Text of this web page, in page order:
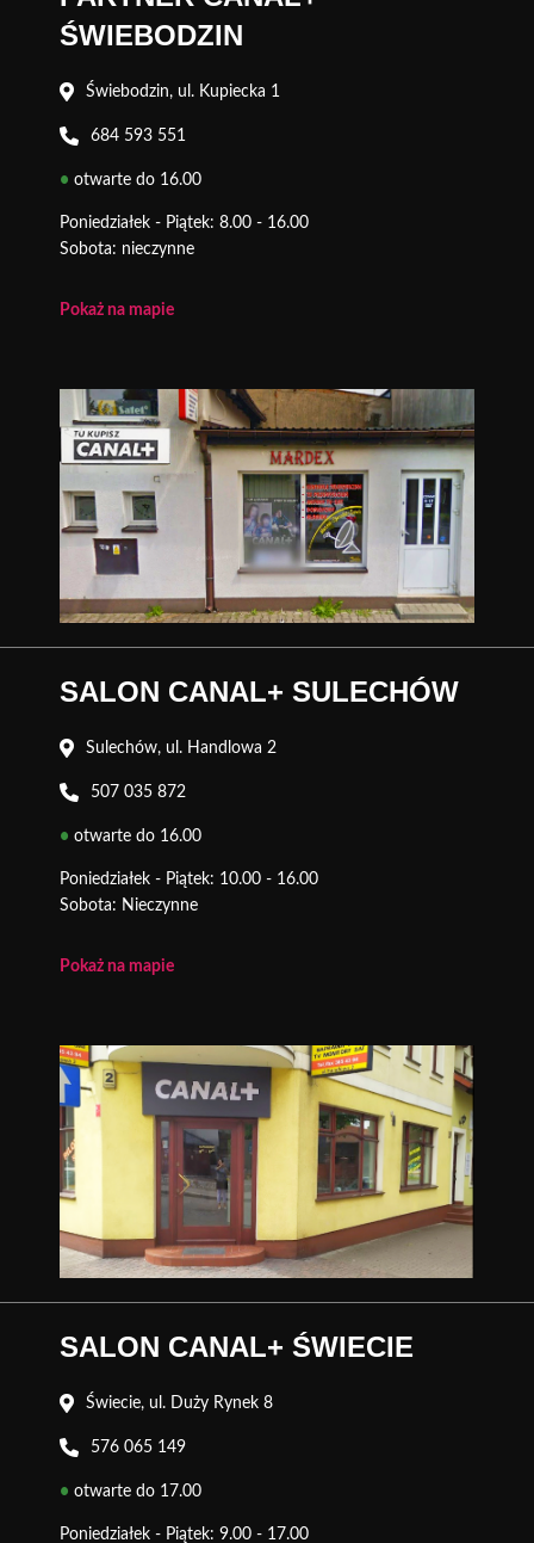
ŚWIEBODZIN
Świebodzin, ul. Kupiecka 1
684 593 551
• otwarte do 16.00
Poniedziałek - Piątek: 8.00 - 16.00
Sobota: nieczynne
Pokaż na mapie
SALON CANAL+ SULECHÓW
Sulechów, ul. Handlowa 2
507 035 872
• otwarte do 16.00
Poniedziałek - Piątek: 10.00 - 16.00
Sobota: Nieczynne
Pokaż na mapie
SALON CANAL+ ŚWIECIE
Świecie, ul. Duży Rynek 8
576 065 149
• otwarte do 17.00
Poniedziałek - Piątek: 9.00 - 17.00